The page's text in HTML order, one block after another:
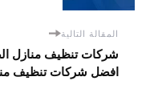
المقالة التالية
افضل شركات تنظيف